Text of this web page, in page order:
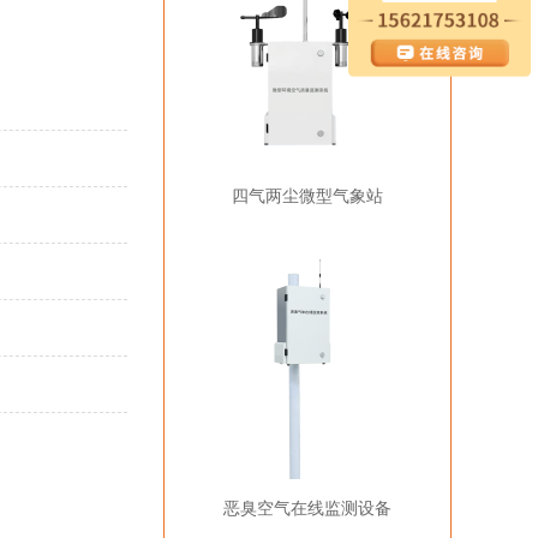
四气两尘微型气象站
恶臭空气在线监测设备